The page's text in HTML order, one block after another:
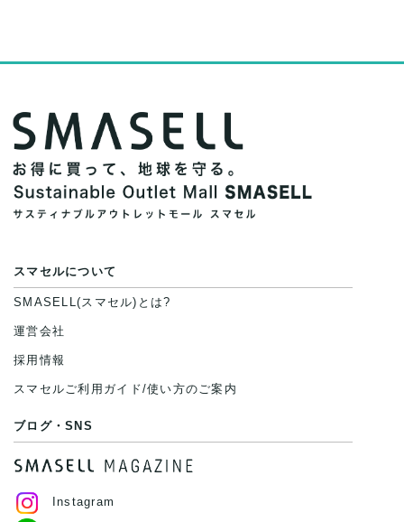
スマセルについて
SMASELL(スマセル)とは?
運営会社
採用情報
スマセルご利用ガイド/使い方のご案内
ブログ・SNS
Instagram